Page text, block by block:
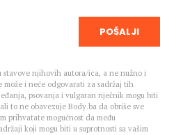
POŠALJI
stavove njihovih autora/ica, a ne nužno i
i neće odgovarati za sadržaj tih
psovanja i vulgaran riječnik mogu biti
to ne obavezuje Body.ba da obriše sve
prihvatate mogućnost da među
koji mogu biti u suprotnosti sa vašim